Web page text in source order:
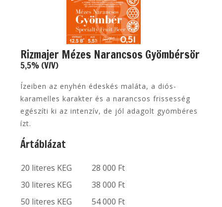
Rizmajer Mézes Narancsos Gyömbérsör
5,5% (V/V)
Ízeiben az enyhén édeskés maláta, a diós-
karamelles karakter és a narancsos frissesség
egészíti ki az intenzív, de jól adagolt gyömbéres
ízt.
Ártáblázat
20 literes KEG
28 000 Ft
30 literes KEG
38 000 Ft
50 literes KEG
54 000 Ft